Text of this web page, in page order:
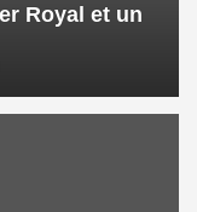
Royal et un